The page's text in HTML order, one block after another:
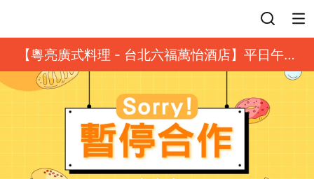
【粵亮廣式料理 - 台北六福萬怡酒店】平日午餐
8 折起｜靓港點套餐